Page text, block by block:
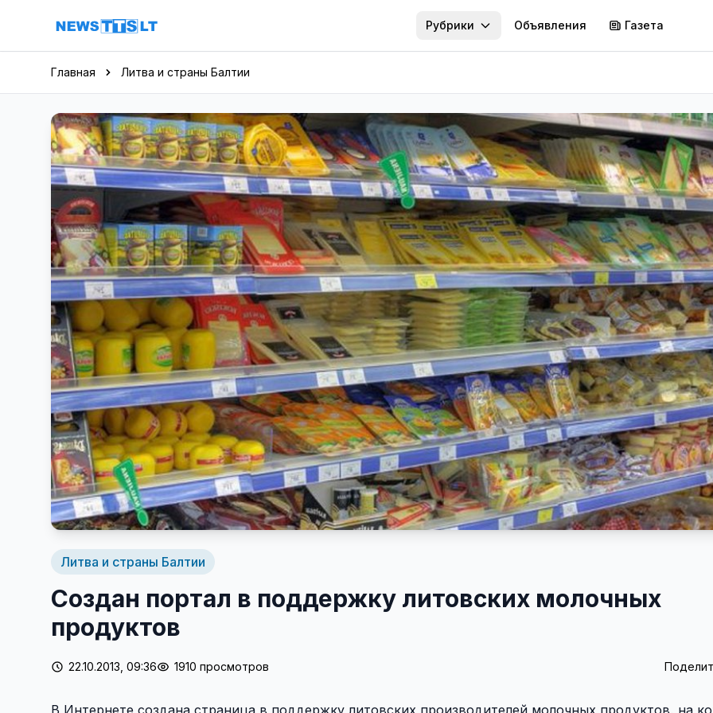
Перейти к содержимому
Рубрики Объявления Газета
Главная Литва и страны Балтии
Литва и страны Балтии
Создан портал в поддержку литовских молочных
продуктов
22.10.2013, 09:36 1910 просмотров
В Интернете создана страница в поддержку литовских производителей молочных продуктов, на